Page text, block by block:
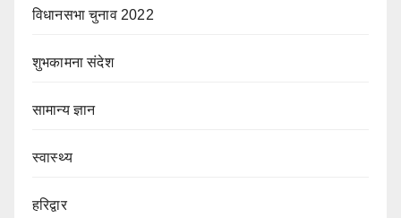
विधानसभा चुनाव 2022
शुभकामना संदेश
सामान्य ज्ञान
स्वास्थ्य
हरिद्वार